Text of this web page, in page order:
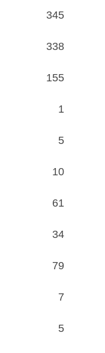
345
338
155
1
5
10
61
34
79
7
5